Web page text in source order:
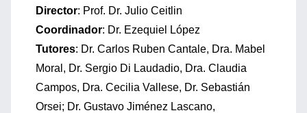
Director: Prof. Dr. Julio Ceitlin
Coordinador: Dr. Ezequiel López
Tutores: Dr. Carlos Ruben Cantale, Dra. Mabel
Moral, Dr. Sergio Di Laudadio, Dra. Claudia
Campos, Dra. Cecilia Vallese, Dr. Sebastián
Orsei; Dr. Gustavo Jiménez Lascano,